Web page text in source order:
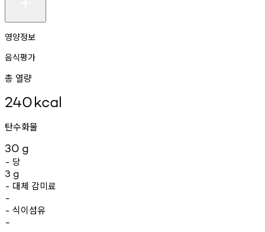
영양정보
음식평가
총 열량
240kcal
탄수화물
30 g
- 당
3 g
- 대체 감미료
-
- 식이섬유
-